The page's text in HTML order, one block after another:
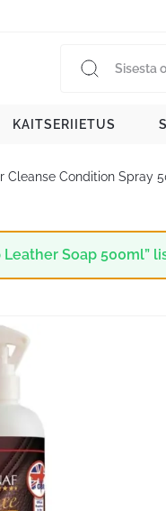
KAITSERIIETUS
Cleanse Condition Spray
Soap 500ml”